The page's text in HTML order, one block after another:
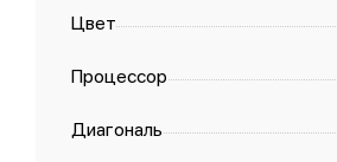
Цвет
Процессор
Диагональ